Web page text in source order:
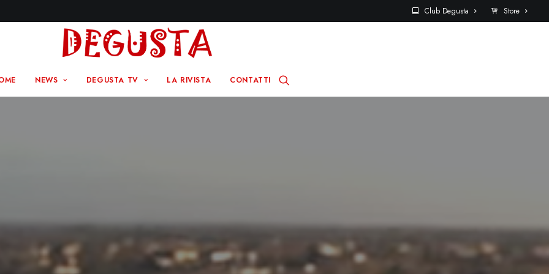
Club Degusta Store
NEWS DEGUSTA TV LA RIVISTA CONTATTI